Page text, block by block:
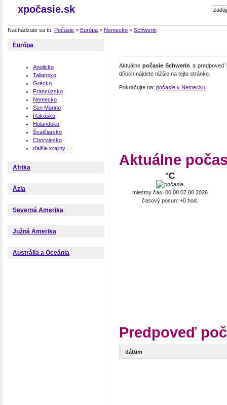
xpočasie.sk
Nachádzate sa tu: Počasie > Európa > Nemecko > Schwerin
Európa
Anglicko
Taliansko
Grécko
Francúzsko
Nemecko
San Marino
Rakúsko
Holandsko
Švajčiarsko
Chorvátsko
ďalšie krajiny ...
Afrika
Ázia
Severná Amerika
Južná Amerika
Austrália a Oceánia
Aktuálnepočasie Schwerin a predpoveď
dňoch nájdete nižšie na tejto stránke.
Pokračujte na: počasie v Nemecku
Aktuálne
°C
miestny čas: 00:08 07.08.2026
časový posun: +0 hod.
Predpoveď
dátum